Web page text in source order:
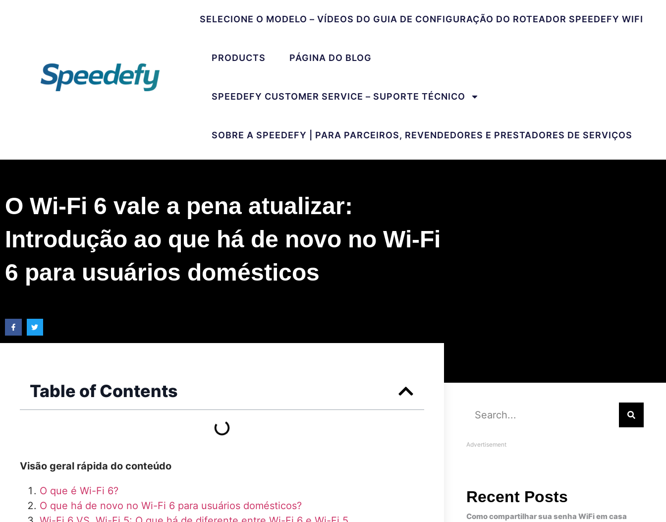
SELECIONE O MODELO – VÍDEOS DO GUIA DE CONFIGURAÇÃO DO ROTEADOR SPEEDEFY WIFI
PRODUCTS PÁGINA DO BLOG
SPEEDEFY CUSTOMER SERVICE – SUPORTE TÉCNICO
SOBRE A SPEEDEFY | PARA PARCEIROS, REVENDEDORES E PRESTADORES DE SERVIÇOS
O Wi-Fi 6 vale a pena atualizar:
Introdução ao que há de novo no Wi-Fi
6 para usuários domésticos
Table of Contents
Visão geral rápida do conteúdo
O que é Wi-Fi 6?
O que há de novo no Wi-Fi 6 para usuários domésticos?
Advertisement
Recent Posts
Como compartilhar sua senha WiFi em casa